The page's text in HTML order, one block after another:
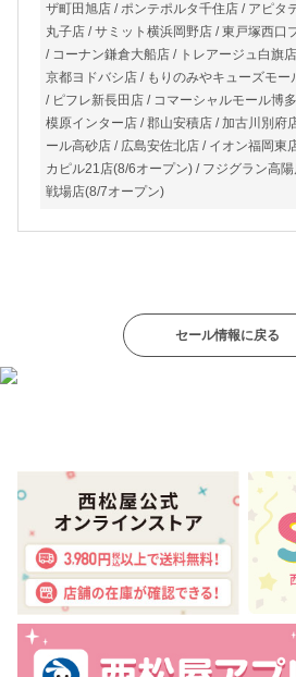
ザ町田旭店 / ポンテポルタ千住店 / アピタ
丸子店 / サミット横浜岡野店 / 東戸塚西口
/ コーナン鎌倉大船店 / トレアージュ白旗
京都ヨドバシ店 / もりのみやキューズモー
/ ピフレ新長田店 / コマーシャルモール博
模原インター店 / 郡山安積店 / 加古川別府
ール高砂店 / 広島安佐北店 / イオン福岡東
カピル21店(8/6オープン) / フジグラン高
戦場店(8/7オープン)
セール情報に戻る